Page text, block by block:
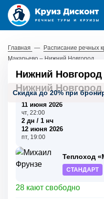
Главная — Расписание речных
Макарьево – Нижний Новгород
Скидка до 20% при
Нижний Новгород
Нижний Новгород
11 июня 2026
чт, 22:00
2 дн / 1 нч
12 июня 2026
пт, 19:00
Теплоход
СТАНДАРТ
28 кают свободно